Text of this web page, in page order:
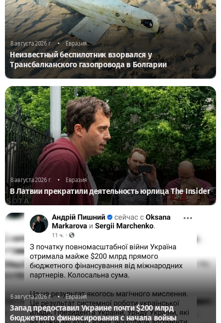
8 августа 2026 г. • Евразия
Неизвестный беспилотник взорвался у
Трансбалканского газопровода в Болгарии
8 августа 2026 г. • Евразия
В Латвии прекратили деятельность юрлица The Insider
6 августа 2026 г. • Евразия
Запад предоставил Украине почти $200 млрд
бюджетного финансирования с начала войны